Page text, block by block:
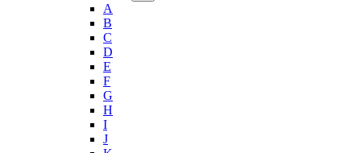
A
B
C
D
E
F
G
H
I
J